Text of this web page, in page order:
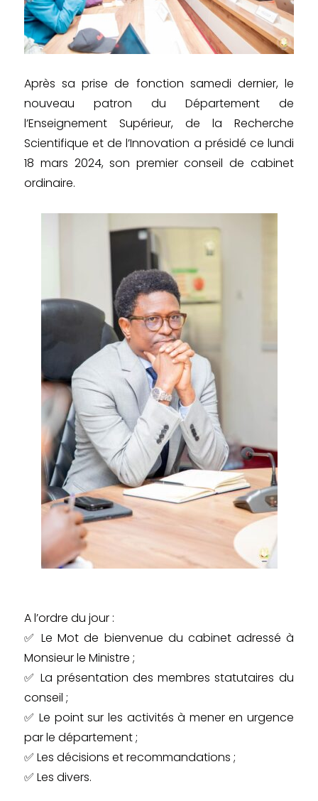
Après sa prise de fonction samedi dernier, le
nouveau patron du Département de
l’Enseignement Supérieur, de la Recherche
Scientifique et de l’Innovation a présidé ce lundi
18 mars 2024, son premier conseil de cabinet
ordinaire.
A l’ordre du jour :
✅ Le Mot de bienvenue du cabinet adressé à
Monsieur le Ministre ;
✅ La présentation des membres statutaires du
conseil ;
✅ Le point sur les activités à mener en urgence
par le département ;
✅ Les décisions et recommandations ;
✅ Les divers.